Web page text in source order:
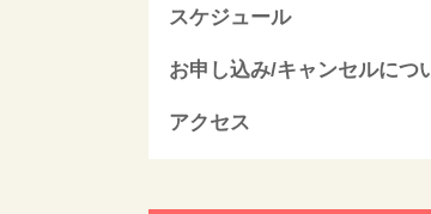
スケジュール
お申し込み/キャンセルにつ
アクセス